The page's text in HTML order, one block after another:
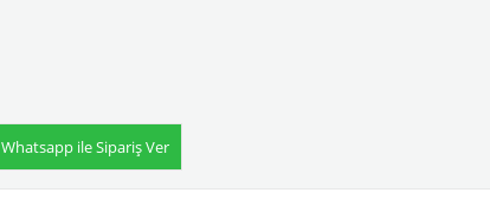
Whatsapp ile Sipariş Ver